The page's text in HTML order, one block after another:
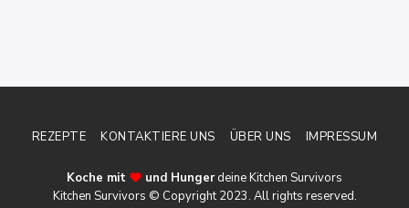
REZEPTE KONTAKTIERE UNS ÜBER UNS IMPRESSUM
Koche mit und Hungerdeine Kitchen Survivors
Kitchen Survivors © Copyright 2023. All rights reserved.